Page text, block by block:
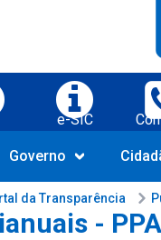
de Boa Vista do
e-SIC
Governo
da Transparência
- PPA